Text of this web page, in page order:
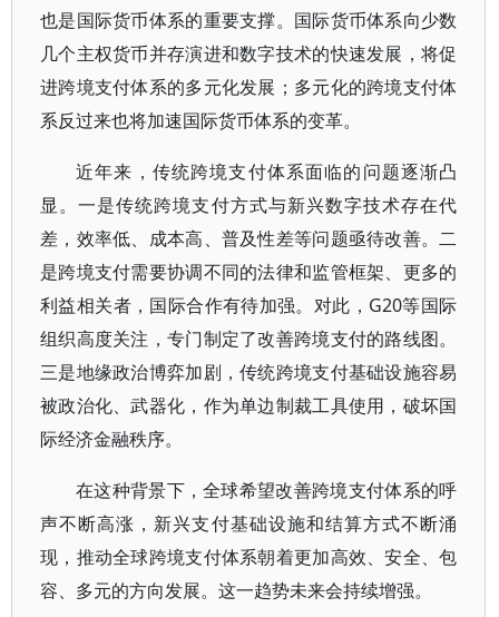
也是国际货币体系的重要支撑。国际货币体系向少数
几个主权货币并存演进和数字技术的快速发展，将促
进跨境支付体系的多元化发展；多元化的跨境支付体
系反过来也将加速国际货币体系的变革。
近年来，传统跨境支付体系面临的问题逐渐凸
显。一是传统跨境支付方式与新兴数字技术存在代
差，效率低、成本高、普及性差等问题亟待改善。二
是跨境支付需要协调不同的法律和监管框架、更多的
利益相关者，国际合作有待加强。对此，G20等国际
组织高度关注，专门制定了改善跨境支付的路线图。
三是地缘政治博弈加剧，传统跨境支付基础设施容易
被政治化、武器化，作为单边制裁工具使用，破坏国
际经济金融秩序。
在这种背景下，全球希望改善跨境支付体系的呼
声不断高涨，新兴支付基础设施和结算方式不断涌
现，推动全球跨境支付体系朝着更加高效、安全、包
容、多元的方向发展。这一趋势未来会持续增强。